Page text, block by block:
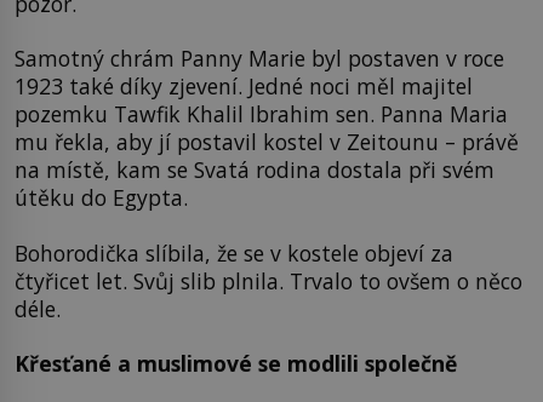
Samotný chrám Panny Marie byl postaven v roce
1923 také díky zjevení. Jedné noci měl majitel
pozemku Tawfik Khalil Ibrahim sen. Panna Maria
mu řekla, aby jí postavil kostel v Zeitounu – právě
na místě, kam se Svatá rodina dostala při svém
útěku do Egypta.
Bohorodička slíbila, že se v kostele objeví za
čtyřicet let. Svůj slib plnila. Trvalo to ovšem o něco
déle.
Křesťané a muslimové se modlili společně